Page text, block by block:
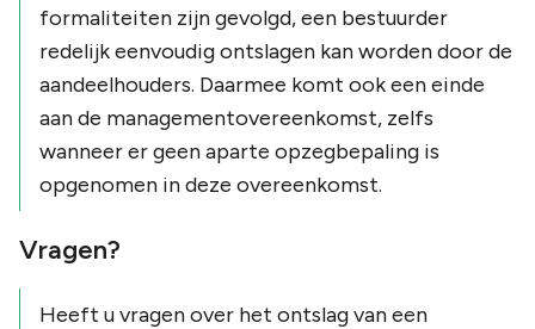
formaliteiten zijn gevolgd, een bestuurder
redelijk eenvoudig ontslagen kan worden door de
aandeelhouders. Daarmee komt ook een einde
aan de managementovereenkomst, zelfs
wanneer er geen aparte opzegbepaling is
opgenomen in deze overeenkomst.
Vragen?
Heeft u vragen over het ontslag van een